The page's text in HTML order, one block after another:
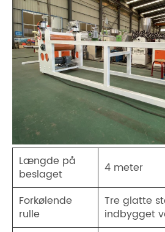
Længde på
beslaget
4 meter
Forkølende
rulle
Tre glatte
indbygget